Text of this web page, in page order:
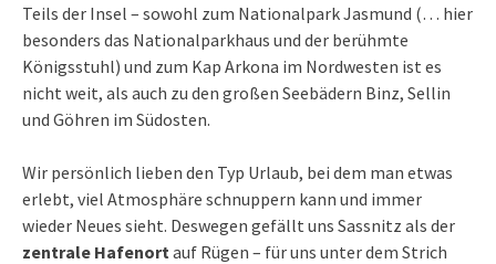
Teils der Insel – sowohl zum Nationalpark Jasmund (… hier
besonders das Nationalparkhaus und der berühmte
Königsstuhl) und zum Kap Arkona im Nordwesten ist es
nicht weit, als auch zu den großen Seebädern Binz, Sellin
und Göhren im Südosten.
Wir persönlich lieben den Typ Urlaub, bei dem man etwas
erlebt, viel Atmosphäre schnuppern kann und immer
wieder Neues sieht. Deswegen gefällt uns Sassnitz als der
zentrale Hafenort auf Rügen – für uns unter dem Strich